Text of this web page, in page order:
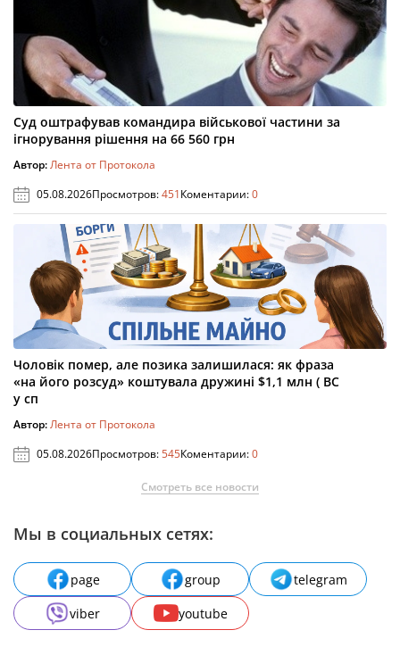
Суд оштрафував командира військової частини за
ігнорування рішення на 66 560 грн
Автор:Лента от Протокола
05.08.2026Просмотров:451Коментарии:0
Чоловік помер, але позика залишилася: як фраза
«на його розсуд» коштувала дружині $1,1 млн ( ВС
у сп
Автор:Лента от Протокола
05.08.2026Просмотров:545Коментарии:0
Смотреть все новости
Мы в социальных сетях:
page group
telegram
viber
youtube